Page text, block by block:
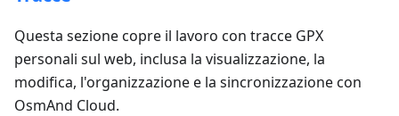
Questa sezione copre il lavoro con tracce GPX
personali sul web, inclusa la visualizzazione, la
modifica, l'organizzazione e la sincronizzazione con
OsmAnd Cloud.